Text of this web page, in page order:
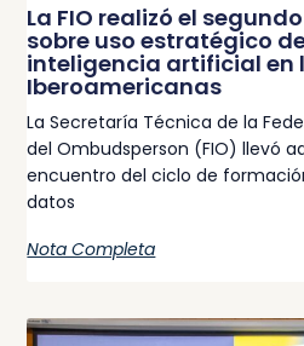
La FIO realizó el
sobre uso estratégico
inteligencia artificial en
Iberoamericanas
La Secretaría Técnica de la
del Ombudsperson (FIO) llevó
encuentro del ciclo de
datos
Nota Completa